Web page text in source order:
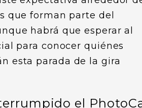
que forman parte del
habrá que esperar al
para conocer quiénes
esta parada de la gira
el